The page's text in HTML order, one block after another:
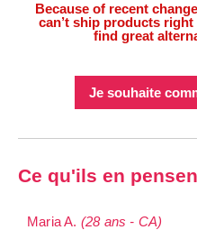
Because of recent
can’t ship products right
find great
Je souhaite
Ce qu'ils en
Maria A. (28 ans - CA)